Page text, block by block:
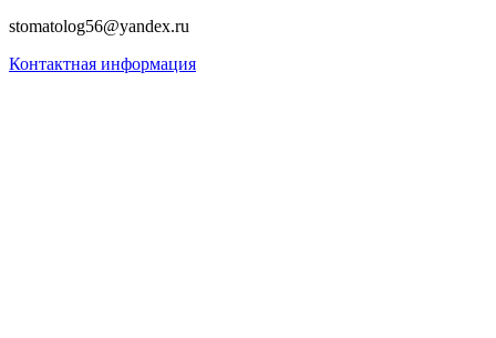
stomatolog56@yandex.ru
Контактная информация